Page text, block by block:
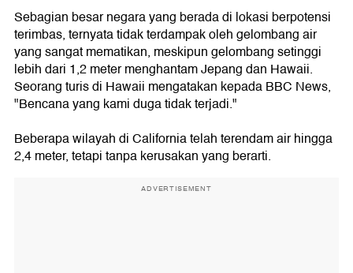
Sebagian besar negara yang berada di lokasi berpotensi
terimbas, ternyata tidak terdampak oleh gelombang air
yang sangat mematikan, meskipun gelombang setinggi
lebih dari 1,2 meter menghantam Jepang dan Hawaii.
Seorang turis di Hawaii mengatakan kepada BBC News,
"Bencana yang kami duga tidak terjadi."
Beberapa wilayah di California telah terendam air hingga
2,4 meter, tetapi tanpa kerusakan yang berarti.
ADVERTISEMENT